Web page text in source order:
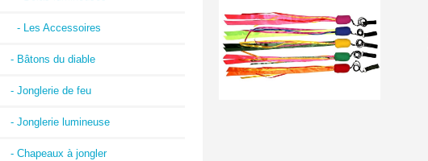
- Les Accessoires
- Bâtons du diable
- Jonglerie de feu
- Jonglerie lumineuse
- Chapeaux à jongler